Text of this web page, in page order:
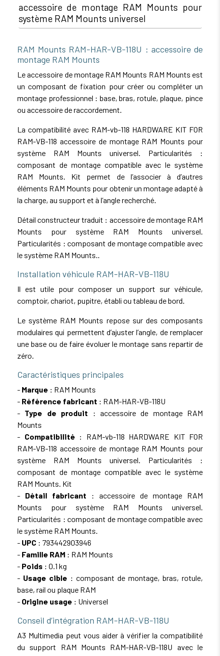
accessoire de montage RAM Mounts pour
système RAM Mounts universel
RAM Mounts RAM-HAR-VB-118U : accessoire de
montage RAM Mounts
Le accessoire de montage RAM Mounts RAM Mounts est
un composant de fixation pour créer ou compléter un
montage professionnel : base, bras, rotule, plaque, pince
ou accessoire de raccordement.
La compatibilité avec RAM-vb-118 HARDWARE KIT FOR
RAM-VB-118 accessoire de montage RAM Mounts pour
système RAM Mounts universel. Particularités :
composant de montage compatible avec le système
RAM Mounts. Kit permet de l’associer à d’autres
éléments RAM Mounts pour obtenir un montage adapté à
la charge, au support et à l’angle recherché.
Détail constructeur traduit : accessoire de montage RAM
Mounts pour système RAM Mounts universel.
Particularités : composant de montage compatible avec
le système RAM Mounts..
Installation véhicule RAM-HAR-VB-118U
Il est utile pour composer un support sur véhicule,
comptoir, chariot, pupitre, établi ou tableau de bord.
Le système RAM Mounts repose sur des composants
modulaires qui permettent d’ajuster l’angle, de remplacer
une base ou de faire évoluer le montage sans repartir de
zéro.
Caractéristiques principales
- Marque : RAM Mounts
- Référence fabricant : RAM-HAR-VB-118U
- Type de produit : accessoire de montage RAM
Mounts
- Compatibilité : RAM-vb-118 HARDWARE KIT FOR
RAM-VB-118 accessoire de montage RAM Mounts pour
système RAM Mounts universel. Particularités :
composant de montage compatible avec le système
RAM Mounts. Kit
- Détail fabricant : accessoire de montage RAM
Mounts pour système RAM Mounts universel.
Particularités : composant de montage compatible avec
le système RAM Mounts.
- UPC : 793442903946
- Famille RAM : RAM Mounts
- Poids : 0.1 kg
- Usage cible : composant de montage, bras, rotule,
base, rail ou plaque RAM
- Origine usage : Universel
Conseil d’intégration RAM-HAR-VB-118U
A3 Multimedia peut vous aider à vérifier la compatibilité
du support RAM Mounts RAM-HAR-VB-118U avec le